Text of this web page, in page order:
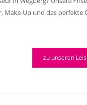
Make-Up und das
zu unseren